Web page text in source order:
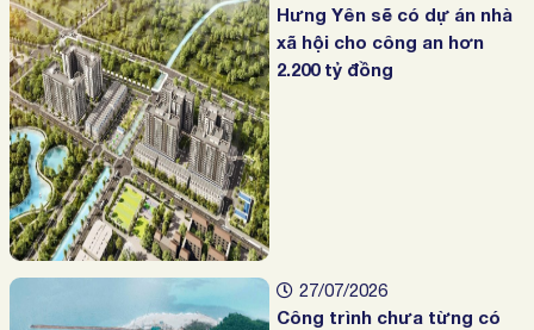
Hưng Yên sẽ có dự án nhà
xã hội cho công an hơn
2.200 tỷ đồng
27/07/2026
Công trình chưa từng có